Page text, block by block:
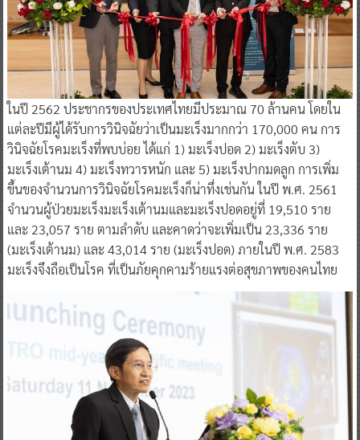
ในปี 2562 ประชากรของประเทศไทยมีประมาณ 70 ล้านคน โดยใน
แต่ละปีมีผู้ได้รับการวินิจฉัยว่าเป็นมะเร็งมากกว่า 170,000 คน การ
วินิจฉัยโรคมะเร็งที่พบบ่อย ได้แก่ 1) มะเร็งปอด 2) มะเร็งตับ 3)
มะเร็งเต้านม 4) มะเร็งทวารหนัก และ 5) มะเร็งปากมดลูก การเพิ่ม
ขึ้นของจำนวนการวินิจฉัยโรคมะเร็งก็น่าทึ่งเช่นกัน ในปี พ.ศ. 2561
จำนวนผู้ป่วยมะเร็งมะเร็งเต้านมและมะเร็งปอดอยู่ที่ 19,510 ราย
และ 23,057 ราย ตามลำดับ และคาดว่าจะเพิ่มเป็น 23,336 ราย
(มะเร็งเต้านม) และ 43,014 ราย (มะเร็งปอด) ภายในปี พ.ศ. 2583
มะเร็งจึงถือเป็นโรค ที่เป็นภัยคุกคามร้ายแรงต่อสุขภาพของคนไทย